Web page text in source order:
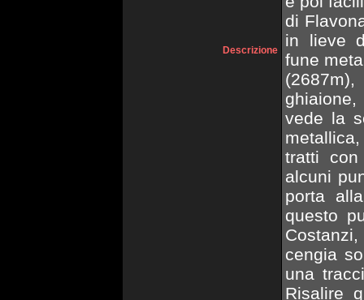
Descrizione
di
in lieve
fune
vede la
tratti con
alcuni
porta
questo
cengia
una
Risalire